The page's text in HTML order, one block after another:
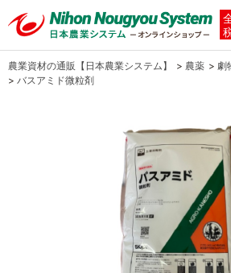
農業資材の通販【日本農業システム】 > 農薬 > 劇
> バスアミド微粒剤